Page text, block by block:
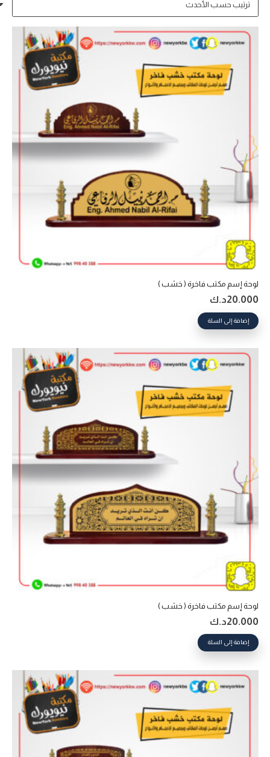
لوحة إسم مكتب فاخرة ( خشب )
20.000د.ك
إضافة إلى السلة
لوحة إسم مكتب فاخرة ( خشب )
20.000د.ك
إضافة إلى السلة